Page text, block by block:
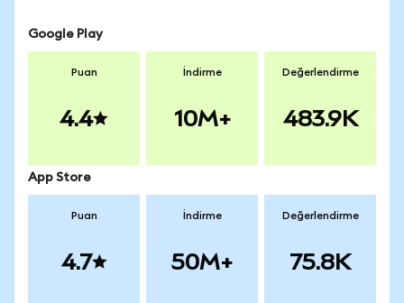
Google Play
Puan
4.4
İndirme
10M+
Değerlendirme
483.9K
App Store
Puan
4.7
İndirme
50M+
Değerlendirme
75.8K